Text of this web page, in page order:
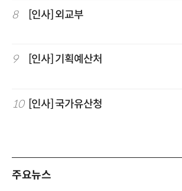
8 [인사] 외교부
9 [인사] 기획예산처
10 [인사] 국가유산청
주요뉴스